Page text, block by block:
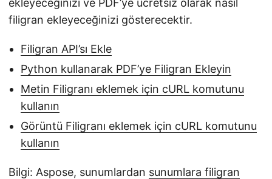
ekleyeceğinizi ve PDF’ye ücretsiz olarak nasıl
filigran ekleyeceğinizi gösterecektir.
Filigran API’sı Ekle
Python kullanarak PDF’ye Filigran Ekleyin
Metin Filigranı eklemek için cURL komutunu
kullanın
Görüntü Filigranı eklemek için cURL komutunu
kullanın
Bilgi: Aspose, sunumlardan sunumlara filigran